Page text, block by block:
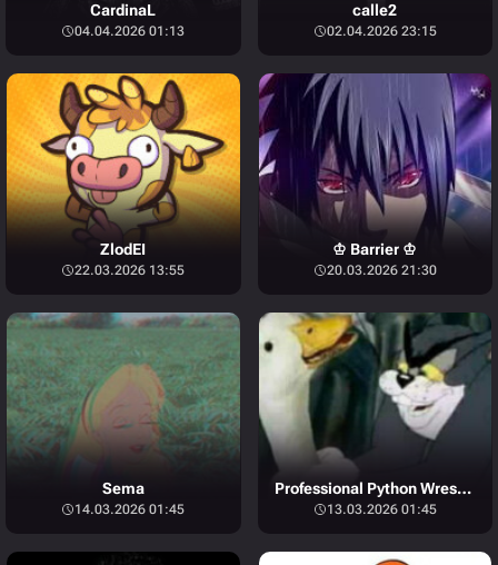
СardinaL
04.04.2026 01:13
calle2
02.04.2026 23:15
ZlodEI
22.03.2026 13:55
♔ Barrier ♔
20.03.2026 21:30
Sema
14.03.2026 01:45
Professional Python Wrestler
13.03.2026 01:45